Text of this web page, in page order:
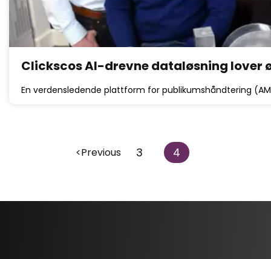
Clickscos AI-drevne dataløsning lover
En verdensledende plattform for publikumshåndtering
<Previous 3 4